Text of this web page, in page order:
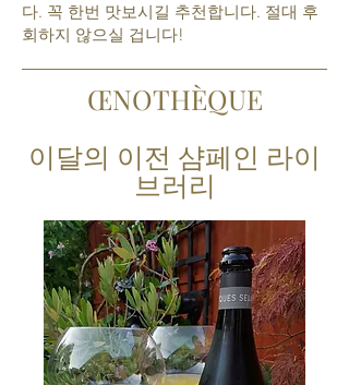
다. 꼭 한번 맛보시길 추천합니다. 절대 후
회하지 않으실 겁니다!
ŒNOTHÈQUE
이달의 이전 샴페인 라이
브러리